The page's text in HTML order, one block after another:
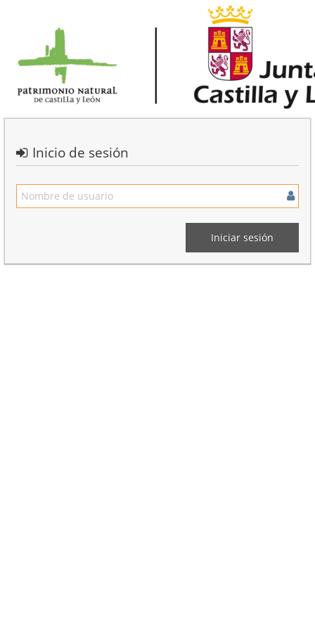
Inicio de sesión